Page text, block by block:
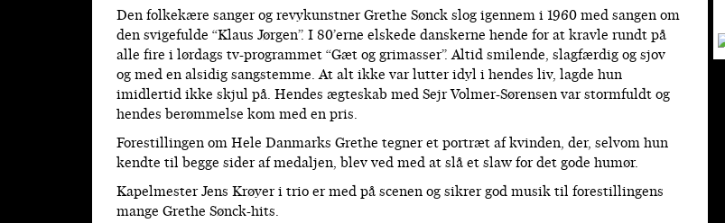
Den folkekære sanger og revykunstner Grethe Sønck slog igennem i 1960 med sangen om
den svigefulde “Klaus Jørgen”. I 80’erne elskede danskerne hende for at kravle rundt på
alle fire i lørdags tv-programmet “Gæt og grimasser”. Altid smilende, slagfærdig og sjov
og med en alsidig sangstemme. At alt ikke var lutter idyl i hendes liv, lagde hun
imidlertid ikke skjul på. Hendes ægteskab med Sejr Volmer-Sørensen var stormfuldt og
hendes berømmelse kom med en pris.
Forestillingen om Hele Danmarks Grethe tegner et portræt af kvinden, der, selvom hun
kendte til begge sider af medaljen, blev ved med at slå et slaw for det gode humør.
Kapelmester Jens Krøyer i trio er med på scenen og sikrer god musik til forestillingens
mange Grethe Sønck-hits.